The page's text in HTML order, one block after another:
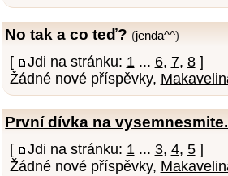
No tak a co teď? (jenda^^)
[ Jdi na stránku: 1 ... 6, 7, 8]
Žádné nové příspěvky,
První dívka na
[ Jdi na stránku: 1... 3, 4, 5]
Žádné nové příspěvky,